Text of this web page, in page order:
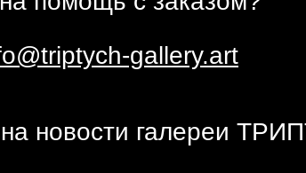
gallery.art
новости галереи